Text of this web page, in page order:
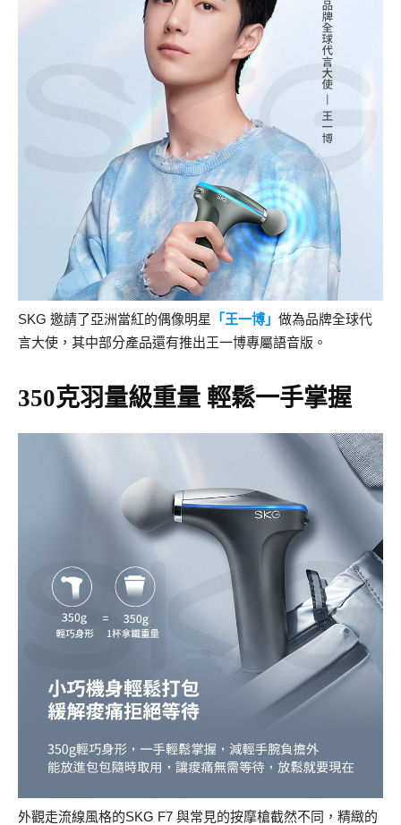
SKG 邀請了亞洲當紅的偶像明星 「王一博」 做為品牌全球代
言大使，其中部分產品還有推出王一博專屬語音版。
350克羽量級重量 輕鬆一手掌握
外觀走流線風格的SKG F7 與常見的按摩槍截然不同，精緻的